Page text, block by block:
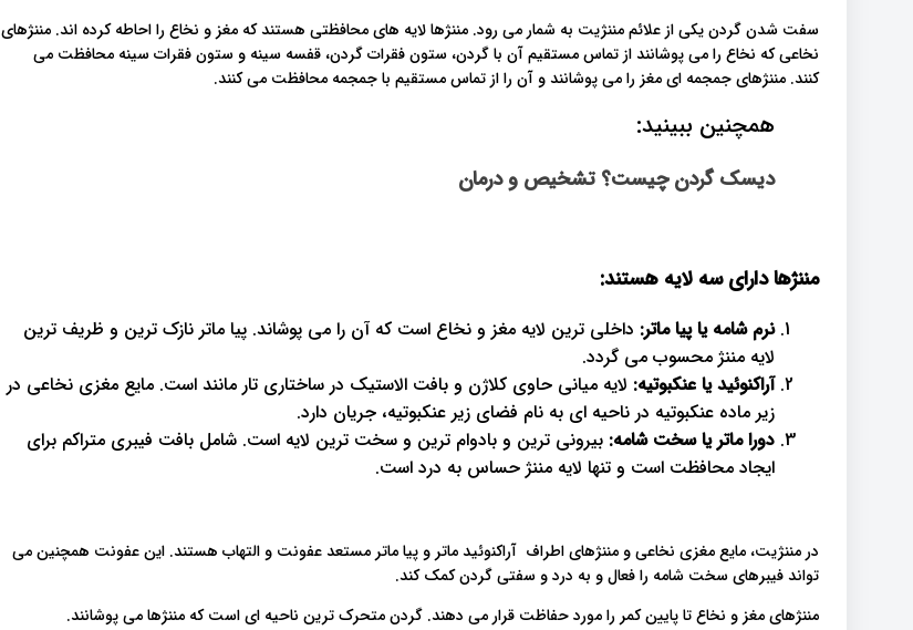
سفت شدن گردن یکی از علائم مننژیت به شمار می رود. مننژها لایه های محافظتی هستند که مغز و نخاع را احاطه کرده اند. مننژهای
نخاعی که نخاع را می پوشانند از تماس مستقیم آن با گردن، ستون فقرات گردن، قفسه سینه و ستون فقرات سینه محافظت می
کنند. مننژهای جمجمه ای مغز را می پوشانند و آن را از تماس مستقیم با جمجمه محافظت می کنند.
همچنین ببینید:
دیسک گردن چیست؟ تشخیص و درمان
مننژها دارای سه لایه هستند:
نرم شامه یا پیا ماتر: داخلی ترین لایه مغز و نخاع است که آن را می پوشاند. پیا ماتر نازک ترین و ظریف ترین
لایه مننژ محسوب می گردد.
آراکنوئید یا عنکبوتیه: لایه میانی حاوی کلاژن و بافت الاستیک در ساختاری تار مانند است. مایع مغزی نخاعی در
زیر ماده عنکبوتیه در ناحیه ای به نام فضای زیر عنکبوتیه، جریان دارد.
دورا ماتر یا سخت شامه: بیرونی ترین و بادوام ترین و سخت ترین لایه است. شامل بافت فیبری متراکم برای
ایجاد محافظت است و تنها لایه مننژ حساس به درد است.
در مننژیت، مایع مغزی نخاعی و مننژهای اطراف آراکنوئید ماتر و پیا ماتر مستعد عفونت و التهاب هستند. این عفونت همچنین می
تواند فیبرهای سخت شامه را فعال و به درد و سفتی گردن کمک کند.
مننژهای مغز و نخاع تا پایین کمر را مورد حفاظت قرار می دهند. گردن متحرک ترین ناحیه ای است که مننژها می پوشانند.